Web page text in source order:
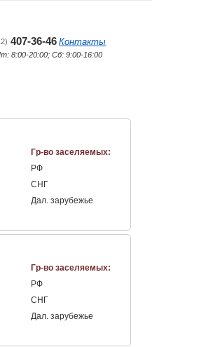
407-36-46 Контакты
8:00-20:00; Сб: 9:00-16:00
Гр-во заселяемых:
РФ
СНГ
Дал. зарубежье
Гр-во заселяемых:
РФ
СНГ
Дал. зарубежье